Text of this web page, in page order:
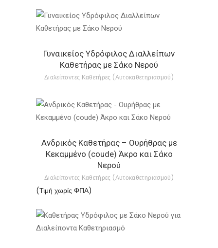
Γυναικείος Υδρόφιλος Διαλλείπων
Καθετήρας με Σάκο Νερού
Διαλείποντες Καθετήρες (Αυτοκαθετηριασμού)
Αυτό
προϊόν
έχει
πολλαπλές
παραλλαγές.
μπορούν
να
Ανδρικός Καθετήρας – Ουρήθρας με
Κεκαμμένο (coude) Άκρο και Σάκο
Νερού
Διαλείποντες Καθετήρες (Αυτοκαθετηριασμού)
(Τιμή χωρίς ΦΠΑ)
Αυτό